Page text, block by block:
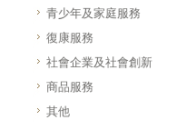
青少年及家庭服務
復康服務
社會企業及社會創新
商品服務
其他